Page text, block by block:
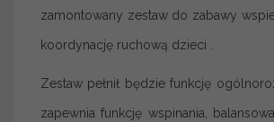
zamontowany zestaw do zabawy
koordynację ruchową dzieci .
Zestaw pełnił będzie funkcję
zapewnia funkcję wspinania,